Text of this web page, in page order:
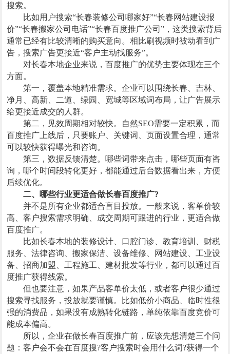
搜索。
比如用户搜索“长春装修公司哪家好”“长春网站建设报
价”“长春搬家公司电话”“长春百度推广公司”，这类搜索背后
通常已经有比较清晰的购买意向。相比刷视频时被动看到广
告，搜索广告更接近“客户主动找服务”。
对长春本地企业来说，百度推广的优势主要体现在三个
方面。
第一，覆盖本地精准需求。企业可以围绕长春、吉林、
净月、高新、二道、绿园、宽城等区域词布局，让广告展示
给更接近成交的人群。
第二，见效周期相对较快。自然SEO需要一定积累，而
百度推广上线后，只要账户、关键词、页面设置合理，通常
可以较快获得曝光和咨询。
第三，数据反馈清楚。哪些词带来点击，哪些页面有咨
询，哪个时间段转化更好，都能通过后台数据看出来，方便
后续优化。
二、哪些行业更适合做长春百度推广?
并不是所有企业都适合盲目投放。一般来说，客单价较
高、客户搜索需求明确、成交周期可跟进的行业，更适合做
百度推广。
比如长春本地的装修设计、口腔门诊、教育培训、财税
服务、法律咨询、搬家保洁、设备维修、网站建设、工业设
备、招商加盟、工程施工、建材批发等行业，都可以通过百
度推广获得线索。
但也要注意，如果产品客单价太低，或者客户很少通过
搜索寻找服务，投放就要谨慎。比如低价小商品、临时性很
强的消费品，如果没有成熟转化链路，单纯依靠百度竞价可
能成本偏高。
所以，企业在做长春百度推广前，应该先想清楚三个问
题：客户会不会在百度搜?客户搜索时会用什么词?获得一个